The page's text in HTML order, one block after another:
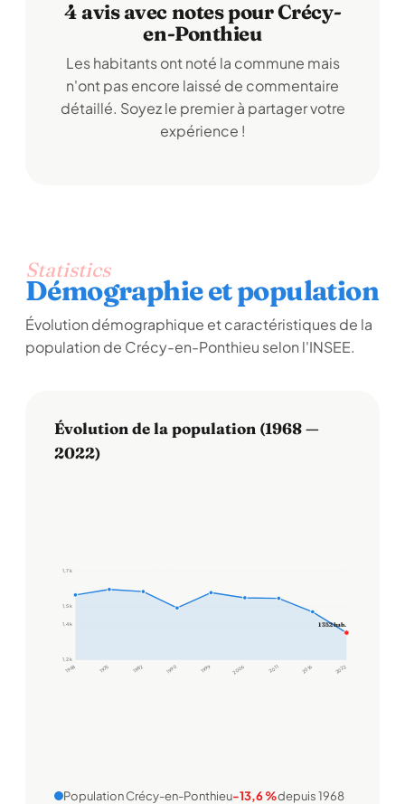
4 avis avec notes pour Crécy-
en-Ponthieu
Les habitants ont noté la commune mais
n'ont pas encore laissé de commentaire
détaillé. Soyez le premier à partager votre
expérience !
Statistics
Démographie et population
Évolution démographique et caractéristiques de la
population de Crécy-en-Ponthieu selon l'INSEE.
Évolution de la population (1968 —
2022)
1,2 k
1,4 k
1,5 k
1,7 k
1968 1975 1982 1990 1999 2006 2011 2016 2022
1 352 hab.
Population Crécy-en-Ponthieu-13,6 %depuis 1968